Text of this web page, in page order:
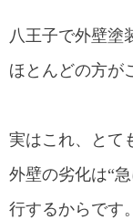
八王子で外壁塗
ほとんどの方が
実はこれ、とて
外壁の劣化は“
行するからです。